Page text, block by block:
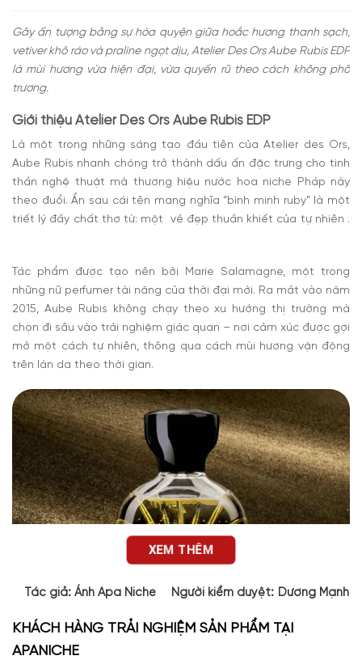
Gây ấn tượng bằng sự hòa quyện giữa hoắc hương thanh sạch,
vetiver khô ráo và praline ngọt dịu, Atelier Des Ors Aube Rubis EDP
là mùi hương vừa hiện đại, vừa quyến rũ theo cách không phô
trương.
Giới thiệu Atelier Des Ors Aube Rubis EDP
Là một trong những sáng tạo đầu tiên của Atelier des Ors,
Aube Rubis nhanh chóng trở thành dấu ấn đặc trưng cho tinh
thần nghệ thuật mà thương hiệu nước hoa niche Pháp này
theo đuổi. Ẩn sau cái tên mang nghĩa “bình minh ruby” là một
triết lý đầy chất thơ từ: một vẻ đẹp thuần khiết của tự nhiên .
Tác phẩm được tạo nên bởi Marie Salamagne, một trong
những nữ perfumer tài năng của thời đại mới. Ra mắt vào năm
2015, Aube Rubis không chạy theo xu hướng thị trường mà
chọn đi sâu vào trải nghiệm giác quan – nơi cảm xúc được gợi
mở một cách tự nhiên, thông qua cách mùi hương vận động
trên làn da theo thời gian.
XEM THÊM
Tác giả: Ánh Apa Niche Người kiểm duyệt: Dương Mạnh
KHÁCH HÀNG TRẢI NGHIỆM SẢN PHẨM TẠI
APANICHE